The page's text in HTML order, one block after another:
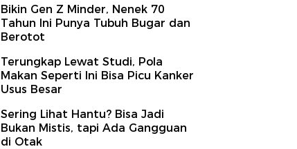
Bikin Gen Z Minder, Nenek 70
Tahun Ini Punya Tubuh Bugar dan
Berotot
Terungkap Lewat Studi, Pola
Makan Seperti Ini Bisa Picu Kanker
Usus Besar
Sering Lihat Hantu? Bisa Jadi
Bukan Mistis, tapi Ada Gangguan
di Otak